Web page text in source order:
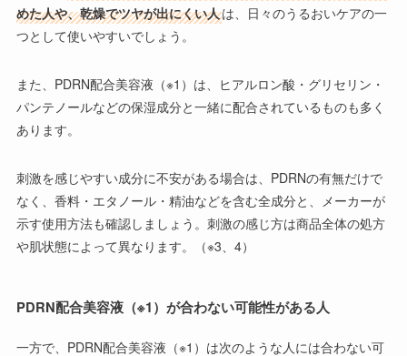
めた人や、乾燥でツヤが出にくい人は、日々のうるおいケアの一
つとして使いやすいでしょう。
また、PDRN配合美容液（※1）は、ヒアルロン酸・グリセリン・
パンテノールなどの保湿成分と一緒に配合されているものも多く
あります。
刺激を感じやすい成分に不安がある場合は、PDRNの有無だけで
なく、香料・エタノール・精油などを含む全成分と、メーカーが
示す使用方法も確認しましょう。刺激の感じ方は商品全体の処方
や肌状態によって異なります。（※3、4）
PDRN配合美容液（※1）が合わない可能性がある人
一方で、PDRN配合美容液（※1）は次のような人には合わない可